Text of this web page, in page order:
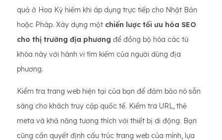
quả ở Hoa Kỳ hiếm khi áp dụng trực tiếp cho Nhật Bản
hoặc Pháp. Xây dựng một chiến lược tối ưu hóa SEO
cho thị trường địa phương để đồng bộ hóa các từ
khóa này với hành vi tìm kiếm của người dùng địa
phương.
Kiểm tra trang web hiện tại của bạn để đảm bảo nó sẵn
sàng cho khách truy cập quốc tế. Kiểm tra URL, thẻ
meta và khả năng tương thích với thiết bị di động. Bạn
cũng cần quyết định cấu trúc trang web của mình, lựa